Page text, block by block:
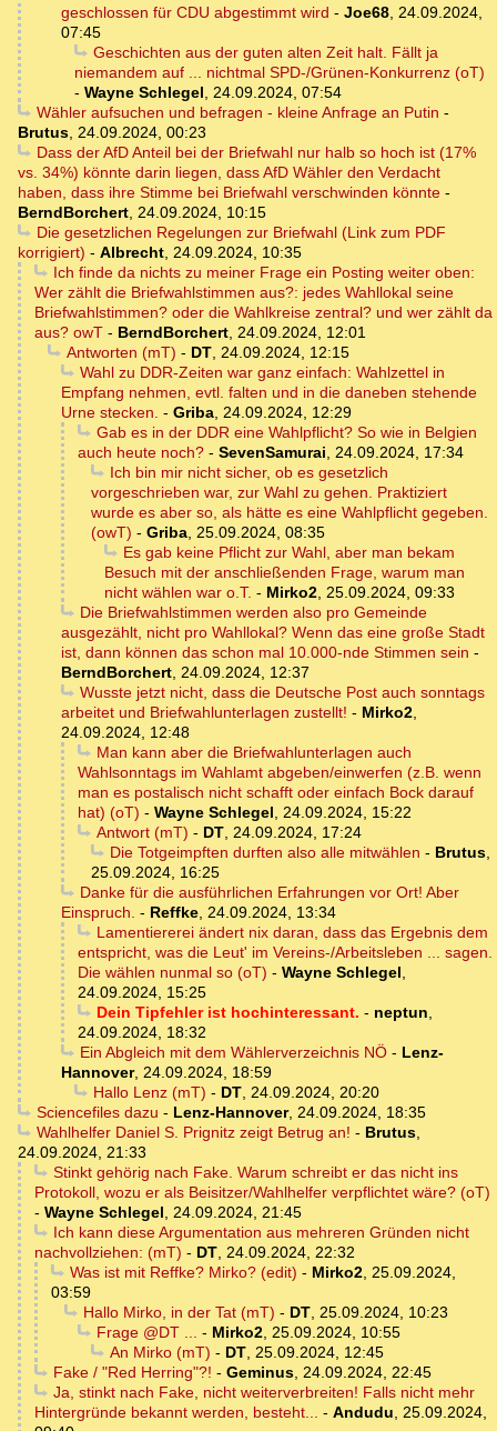
geschlossen für CDU abgestimmt wird - Joe68, 24.09.2024,
07:45
Geschichten aus der guten alten Zeit halt. Fällt ja
niemandem auf ... nichtmal SPD-/Grünen-Konkurrenz (oT)
- Wayne Schlegel, 24.09.2024, 07:54
Wähler aufsuchen und befragen - kleine Anfrage an Putin -
Brutus, 24.09.2024, 00:23
Dass der AfD Anteil bei der Briefwahl nur halb so hoch ist (17%
vs. 34%) könnte darin liegen, dass AfD Wähler den Verdacht
haben, dass ihre Stimme bei Briefwahl verschwinden könnte -
BerndBorchert, 24.09.2024, 10:15
Die gesetzlichen Regelungen zur Briefwahl (Link zum PDF
korrigiert) - Albrecht, 24.09.2024, 10:35
Ich finde da nichts zu meiner Frage ein Posting weiter oben:
Wer zählt die Briefwahlstimmen aus?: jedes Wahllokal seine
Briefwahlstimmen? oder die Wahlkreise zentral? und wer zählt da
aus? owT - BerndBorchert, 24.09.2024, 12:01
Antworten (mT) - DT, 24.09.2024, 12:15
Wahl zu DDR-Zeiten war ganz einfach: Wahlzettel in
Empfang nehmen, evtl. falten und in die daneben stehende
Urne stecken. - Griba, 24.09.2024, 12:29
Gab es in der DDR eine Wahlpflicht? So wie in Belgien
auch heute noch? - SevenSamurai, 24.09.2024, 17:34
Ich bin mir nicht sicher, ob es gesetzlich
vorgeschrieben war, zur Wahl zu gehen. Praktiziert
wurde es aber so, als hätte es eine Wahlpflicht gegeben.
(owT) - Griba, 25.09.2024, 08:35
Es gab keine Pflicht zur Wahl, aber man bekam
Besuch mit der anschließenden Frage, warum man
nicht wählen war o.T. - Mirko2, 25.09.2024, 09:33
Die Briefwahlstimmen werden also pro Gemeinde
ausgezählt, nicht pro Wahllokal? Wenn das eine große Stadt
ist, dann können das schon mal 10.000-nde Stimmen sein -
BerndBorchert, 24.09.2024, 12:37
Wusste jetzt nicht, dass die Deutsche Post auch sonntags
arbeitet und Briefwahlunterlagen zustellt! - Mirko2,
24.09.2024, 12:48
Man kann aber die Briefwahlunterlagen auch
Wahlsonntags im Wahlamt abgeben/einwerfen (z.B. wenn
man es postalisch nicht schafft oder einfach Bock darauf
hat) (oT) - Wayne Schlegel, 24.09.2024, 15:22
Antwort (mT) - DT, 24.09.2024, 17:24
Die Totgeimpften durften also alle mitwählen - Brutus,
25.09.2024, 16:25
Danke für die ausführlichen Erfahrungen vor Ort! Aber
Einspruch. - Reffke, 24.09.2024, 13:34
Lamentiererei ändert nix daran, dass das Ergebnis dem
entspricht, was die Leut' im Vereins-/Arbeitsleben ... sagen.
Die wählen nunmal so (oT) - Wayne Schlegel,
24.09.2024, 15:25
Dein Tipfehler ist hochinteressant. - neptun,
24.09.2024, 18:32
Ein Abgleich mit dem Wählerverzeichnis NÖ- Lenz-
Hannover, 24.09.2024, 18:59
Hallo Lenz (mT) - DT, 24.09.2024, 20:20
Sciencefiles dazu - Lenz-Hannover, 24.09.2024, 18:35
Wahlhelfer Daniel S. Prignitz zeigt Betrug an! - Brutus,
24.09.2024, 21:33
Stinkt gehörig nach Fake. Warum schreibt er das nicht ins
Protokoll, wozu er als Beisitzer/Wahlhelfer verpflichtet wäre? (oT)
- Wayne Schlegel, 24.09.2024, 21:45
Ich kann diese Argumentation aus mehreren Gründen nicht
nachvollziehen: (mT) - DT, 24.09.2024, 22:32
Was ist mit Reffke? Mirko? (edit) - Mirko2, 25.09.2024,
03:59
Hallo Mirko, in der Tat (mT) - DT, 25.09.2024, 10:23
Frage @DT ... - Mirko2, 25.09.2024, 10:55
An Mirko (mT) - DT, 25.09.2024, 12:45
Fake / "Red Herring"?! - Geminus, 24.09.2024, 22:45
Ja, stinkt nach Fake, nicht weiterverbreiten! Falls nicht mehr
Hintergründe bekannt werden, besteht... - Andudu, 25.09.2024,